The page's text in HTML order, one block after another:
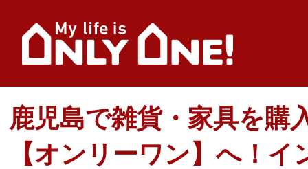
鹿児島で雑貨・家具を購
【オンリーワン】へ！イ